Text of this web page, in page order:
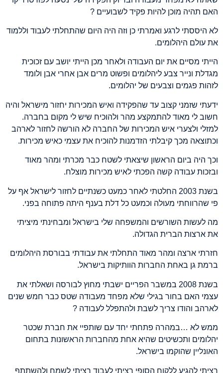
האם תהיה מוכן להיות פקיד לשבועיים ?
לא היססתי לרגע ואמרתי כן וזה היה היום שהתחלתי לעבוד וללמוד
את עולם היהלומים.
הייתי מסיים את יום העבודה ולאחר מכן הייתי יושב עם זכוכית
מגדלת ונייר צבע ליהלומים ופשוט מרים אבן אחרי אבן ולומד
לזהות פגמים וצבעים של יהלומים.
ידעתי שזמני קצוב עד שהפקידה ואיש המכירות יחזור מישראל והיה
חשוב לי מאוד להתמקצע מהר ולהוכיח שיש לי מקום בחברה.
למזלי ולצערי איש המכירות של החברה לא הורשה לחזור לארהב
וכתוצאה מכך קיבלתי הזדמנות להוכיח את עצמי כאיש מכירות.
וכך היה ביום הראשון שיצאתי לשטח כבר מכרתי ומהר מאוד
ובזכות עבודה קשה הפכתי לאיש מכירות מוצלח.
בשנת 2003 החלטתי לאחר כמעט כשנתיים לחזור לישראל אף על
פי שהרווחתי מעולה וכמעט כל דלת בענף היתה פתוחה בפני.
מה לעשות השורשים והמשפחה שלי בישראל ומבחינתי מיציתי
את ארצות הברית הגדולה.
חזרתי ארצה ומהר מאוד התחלתי את עבודתי בבורסת היהלומים
ברמת גן באחת החברות הוותיקות בישראל.
בשנת 2008 במשבר הפריים ישבתי מחוץ לבורסה ושאלתי את
עצמי האם בחור בגילי שלא מפחד מעבודה שטס כבר חמש שנים
לארהב והודו צריך לשבת ולהתפלל לעבודה ?
ממש לא …במהרה פתחתי יחד עם שותפיי את חברת שכטר
יהלומים ותכשיטים שהיא אחת מהחברות הראשונות בתחום
האונליין שהוקמו בישראל.
רציתי להגיע ללקוח הסופי רציתי לעבוד רציתי לשמח ולהשתתף